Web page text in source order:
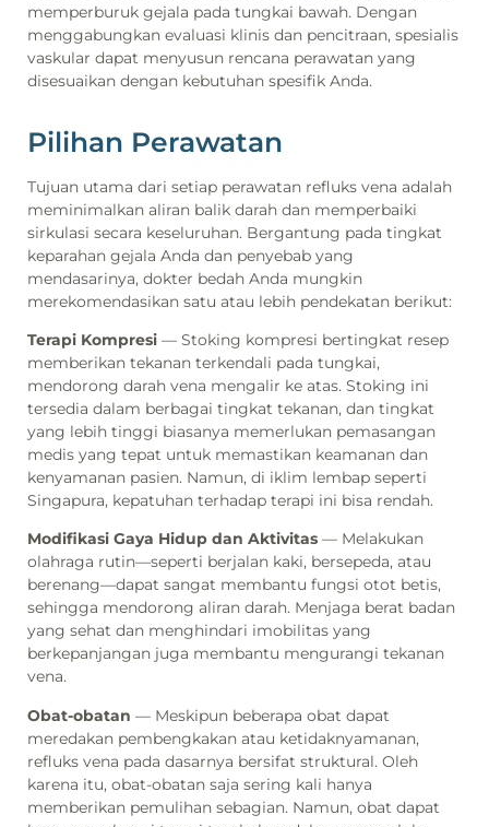
memperburuk gejala pada tungkai bawah. Dengan
menggabungkan evaluasi klinis dan pencitraan, spesialis
vaskular dapat menyusun rencana perawatan yang
disesuaikan dengan kebutuhan spesifik Anda.
Pilihan Perawatan
Tujuan utama dari setiap perawatan refluks vena adalah
meminimalkan aliran balik darah dan memperbaiki
sirkulasi secara keseluruhan. Bergantung pada tingkat
keparahan gejala Anda dan penyebab yang
mendasarinya, dokter bedah Anda mungkin
merekomendasikan satu atau lebih pendekatan berikut:
Terapi Kompresi — Stoking kompresi bertingkat resep
memberikan tekanan terkendali pada tungkai,
mendorong darah vena mengalir ke atas. Stoking ini
tersedia dalam berbagai tingkat tekanan, dan tingkat
yang lebih tinggi biasanya memerlukan pemasangan
medis yang tepat untuk memastikan keamanan dan
kenyamanan pasien. Namun, di iklim lembap seperti
Singapura, kepatuhan terhadap terapi ini bisa rendah.
Modifikasi Gaya Hidup dan Aktivitas — Melakukan
olahraga rutin—seperti berjalan kaki, bersepeda, atau
berenang—dapat sangat membantu fungsi otot betis,
sehingga mendorong aliran darah. Menjaga berat badan
yang sehat dan menghindari imobilitas yang
berkepanjangan juga membantu mengurangi tekanan
vena.
Obat-obatan — Meskipun beberapa obat dapat
meredakan pembengkakan atau ketidaknyamanan,
refluks vena pada dasarnya bersifat struktural. Oleh
karena itu, obat-obatan saja sering kali hanya
memberikan pemulihan sebagian. Namun, obat dapat